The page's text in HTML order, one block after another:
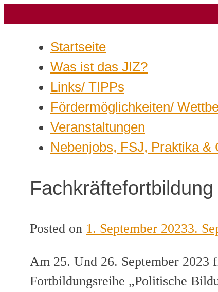
Startseite
Was ist das JIZ?
Links/ TIPPs
Fördermöglichkeiten/
Veranstaltungen
Nebenjobs, FSJ, Praktika &
Posted on 1. September 20233.
Am 25. Und 26. September 2023
Fortbildungsreihe „Politische